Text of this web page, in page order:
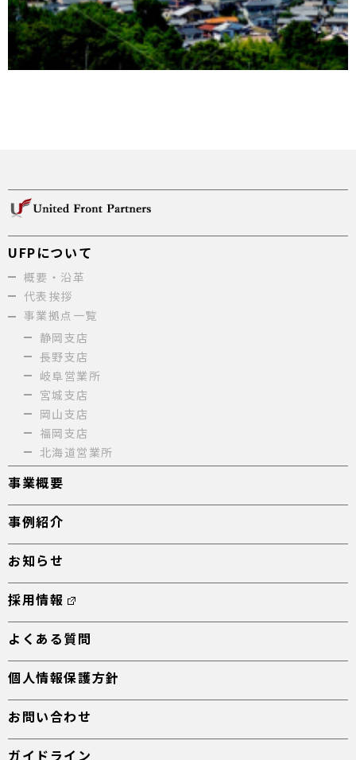
UFPについて
概要・沿革
代表挨拶
事業拠点一覧
静岡支店
長野支店
岐阜営業所
宮城支店
岡山支店
福岡支店
北海道営業所
事業概要
事例紹介
お知らせ
採用情報
よくある質問
個人情報保護方針
お問い合わせ
ガイドライン